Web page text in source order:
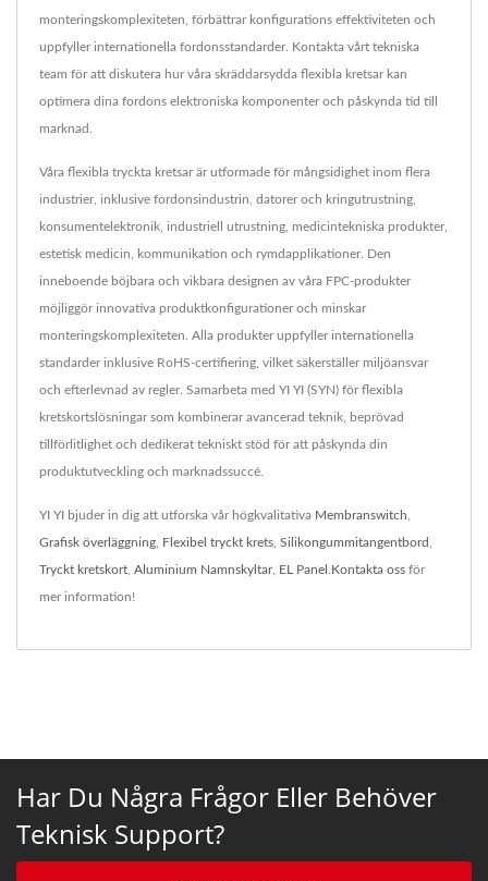
monteringskomplexiteten, förbättrar konfigurations effektiviteten och
uppfyller internationella fordonsstandarder. Kontakta vårt tekniska
team för att diskutera hur våra skräddarsydda flexibla kretsar kan
optimera dina fordons elektroniska komponenter och påskynda tid till
marknad.
Våra flexibla tryckta kretsar är utformade för mångsidighet inom flera
industrier, inklusive fordonsindustrin, datorer och kringutrustning,
konsumentelektronik, industriell utrustning, medicintekniska produkter,
estetisk medicin, kommunikation och rymdapplikationer. Den
inneboende böjbara och vikbara designen av våra FPC-produkter
möjliggör innovativa produktkonfigurationer och minskar
monteringskomplexiteten. Alla produkter uppfyller internationella
standarder inklusive RoHS-certifiering, vilket säkerställer miljöansvar
och efterlevnad av regler. Samarbeta med YI YI (SYN) för flexibla
kretskortslösningar som kombinerar avancerad teknik, beprövad
tillförlitlighet och dedikerat tekniskt stöd för att påskynda din
produktutveckling och marknadssuccé.
YI YI bjuder in dig att utforska vår högkvalitativa Membranswitch
Grafisk överläggning Flexibel tryckt krets Silikongummitangentbord
Tryckt kretskort Aluminium Namnskyltar, EL Panel Kontakta oss för
mer information!
Har Du Några Frågor Eller Behöver
Teknisk Support?